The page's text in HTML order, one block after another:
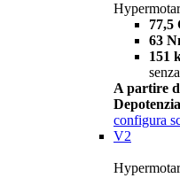
77,5
63
151
A partire
configura
V2